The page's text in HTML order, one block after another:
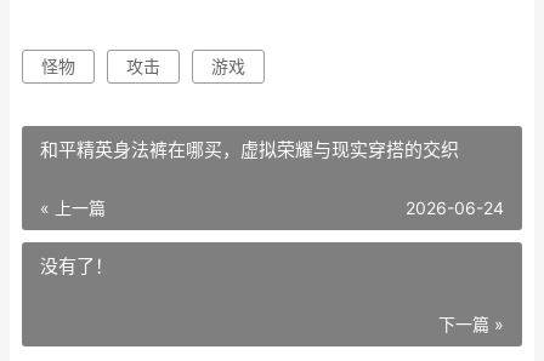
怪物 攻击 游戏
和平精英身法裤在哪买，虚拟荣耀与现实穿搭的交织
« 上一篇 2026-06-24
没有了！
下一篇 »